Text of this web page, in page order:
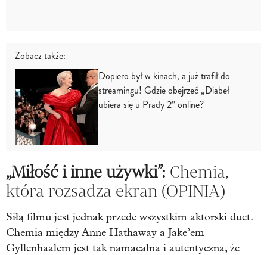
Zobacz także:
Dopiero był w kinach, a już trafił do
streamingu! Gdzie obejrzeć „Diabeł
ubiera się u Prady 2” online?
„Miłość i inne używki”: Chemia,
która rozsadza ekran (OPINIA)
Siłą filmu jest jednak przede wszystkim aktorski duet.
Chemia między Anne Hathaway a Jake’em
Gyllenhaalem jest tak namacalna i autentyczna, że